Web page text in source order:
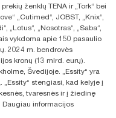
ženklų TENA ir „Tork“ bei
„Cutimed“, JOBST, „Knix“,
„Lotus“, „Nosotras“, „Saba“,
vykdoma apie 150 pasaulio
2024 m. bendrovės
kronų (13 mlrd. eurų).
Švedijoje. „Essity“ yra
stengiasi, kad kelyje į
tvaresnės ir į žiedinę
Daugiau informacijos